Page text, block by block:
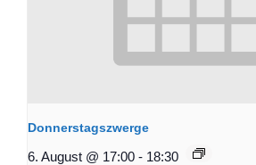
Donnerstagszwerge
6. August @ 17:00 - 18:30